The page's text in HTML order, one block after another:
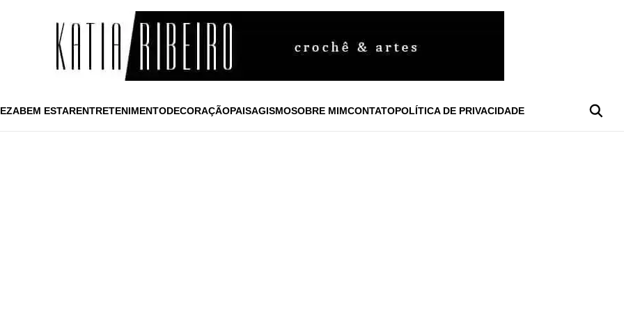
BEM ESTARENTRETENIMENTODECORAÇÃOPAISAGISMOSOBRE MIMCONTATOPOLÍTICA DE PRIVACIDADE